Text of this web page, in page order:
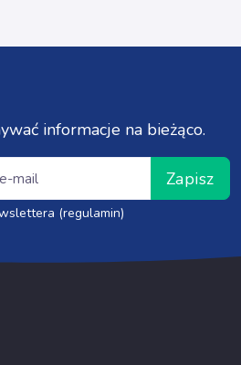
informacje na bieżąco.
Zapisz
(regulamin)